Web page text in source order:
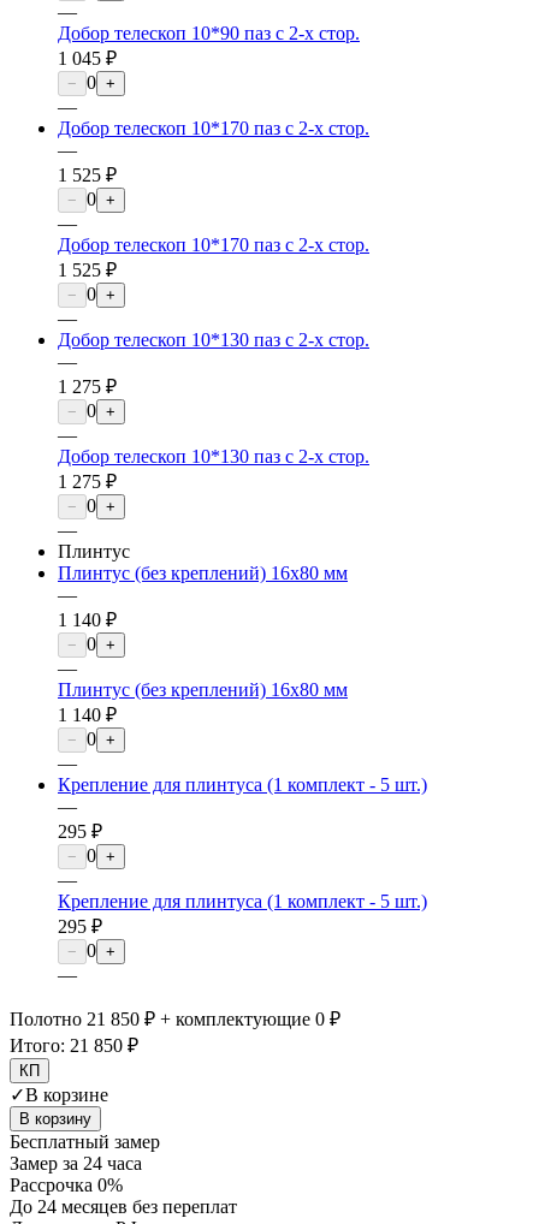
—
Добор телескоп 10*90 паз с 2-х стор.
1 045 ₽
− 0 +
—
Добор телескоп 10*170 паз с 2-х стор.
—
1 525 ₽
− 0 +
—
Добор телескоп 10*170 паз с 2-х стор.
1 525 ₽
− 0 +
—
Добор телескоп 10*130 паз с 2-х стор.
—
1 275 ₽
− 0 +
—
Добор телескоп 10*130 паз с 2-х стор.
1 275 ₽
− 0 +
—
Плинтус
Плинтус (без креплений) 16х80 мм
—
1 140 ₽
− 0 +
—
Плинтус (без креплений) 16х80 мм
1 140 ₽
− 0 +
—
Крепление для плинтуса (1 комплект - 5 шт.)
—
295 ₽
− 0 +
—
Крепление для плинтуса (1 комплект - 5 шт.)
295 ₽
− 0 +
—
Полотно 21 850 ₽ + комплектующие 0 ₽
Итого: 21 850 ₽
КП
✓В корзине
В корзину
Бесплатный замер
Замер за 24 часа
Рассрочка 0%
До 24 месяцев без переплат